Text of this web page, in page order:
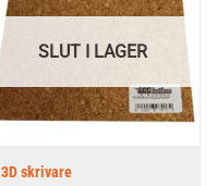
SLUT I LAGER
3D skrivare